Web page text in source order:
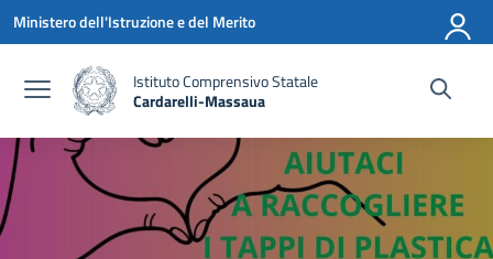
Vai ai contenuti
Vai al menu di navigazione
Vai al footer
Ministero dell'Istruzione e del Merito
Istituto Comprensivo Statale
Cardarelli-Massaua